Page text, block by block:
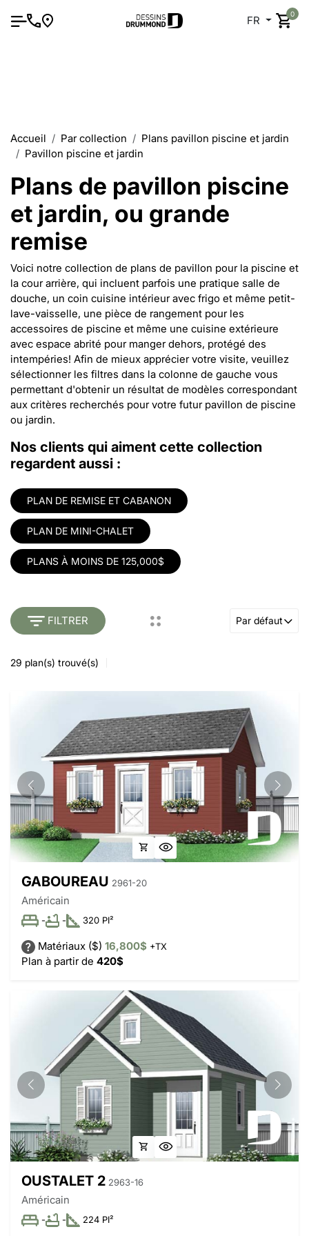
FR
0
Accueil Par collection
Plans pavillon piscine et jardin
Pavillon piscine et jardin
Plans de pavillon piscine
et jardin, ou grande
remise
Voici notre collection de plans de pavillon pour la piscine et
la cour arrière, qui incluent parfois une pratique salle de
douche, un coin cuisine intérieur avec frigo et même petit-
lave-vaisselle, une pièce de rangement pour les
accessoires de piscine et même une cuisine extérieure
avec espace abrité pour manger dehors, protégé des
intempéries! Afin de mieux apprécier votre visite, veuillez
sélectionner les filtres dans la colonne de gauche vous
permettant d'obtenir un résultat de modèles correspondant
aux critères recherchés pour votre futur pavillon de piscine
ou jardin.
Nos clients qui aiment cette collection
regardent aussi :
PLAN DE REMISE ET CABANON
PLAN DE MINI-CHALET
PLANS À MOINS DE 125,000$
FILTRER Par défaut
29 plan(s) trouvé(s)
GABOUREAU 2961-20
Américain
- - 320 PI²
Matériaux ($) 16,800$ +TX
Plan à partir de 420$
OUSTALET 2 2963-16
Américain
- - 224 PI²